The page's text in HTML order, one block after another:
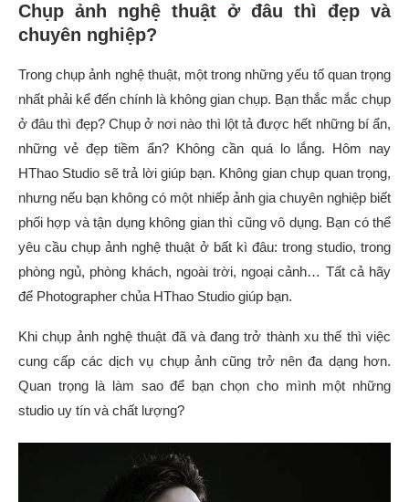
Chụp ảnh nghệ thuật ở đâu thì đẹp và
chuyên nghiệp?
Trong chụp ảnh nghệ thuật, một trong những yếu tố quan trọng
nhất phải kể đến chính là không gian chụp. Bạn thắc mắc chụp
ở đâu thì đẹp? Chụp ở nơi nào thì lột tả được hết những bí ẩn,
những vẻ đẹp tiềm ẩn? Không cần quá lo lắng. Hôm nay
HThao Studio sẽ trả lời giúp bạn. Không gian chụp quan trọng,
nhưng nếu bạn không có một nhiếp ảnh gia chuyên nghiệp biết
phối hợp và tận dụng không gian thì cũng vô dụng. Bạn có thể
yêu cầu chụp ảnh nghệ thuật ở bất kì đâu: trong studio, trong
phòng ngủ, phòng khách, ngoài trời, ngoại cảnh… Tất cả hãy
để Photographer chủa HThao Studio giúp bạn.
Khi chụp ảnh nghệ thuật đã và đang trở thành xu thế thì việc
cung cấp các dịch vụ chụp ảnh cũng trở nên đa dạng hơn.
Quan trọng là làm sao để bạn chọn cho mình một những
studio uy tín và chất lượng?